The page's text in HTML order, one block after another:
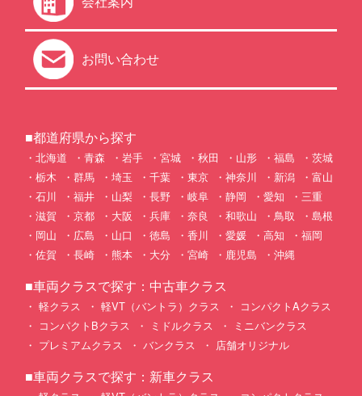
お問い合わせ
■都道府県から探す
北海道 青森 岩手 宮城 秋田 山形 福島
茨城
栃木
群馬 埼玉 千葉 東京 神奈川 新潟
富山
石川
福井 山梨 長野 岐阜 静岡 愛知
三重
滋賀
京都 大阪 兵庫 奈良 和歌山 鳥取
島根
岡山
広島 山口 徳島 香川 愛媛 高知
福岡
佐賀
長崎 熊本 大分 宮崎 鹿児島 沖縄
■車両クラスで探す：中古車クラス
軽クラス 軽VT（バントラ）クラス
コンパクトAクラス
コンパクトBクラス
ミドルクラス
ミニバンクラス
プレミアムクラス
バンクラス 店舗オリジナル
■車両クラスで探す：新車クラス